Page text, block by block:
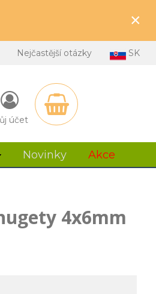
×
Nejčastější otázky SK
účet
Novinky Akce
4x6mm